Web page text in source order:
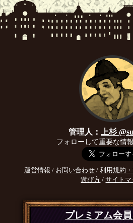
管理人：上杉
フォローして重要な情
運営情報 / お問い合わせ/ 利用規約
遊び方 /サイトマ
プレミアム会